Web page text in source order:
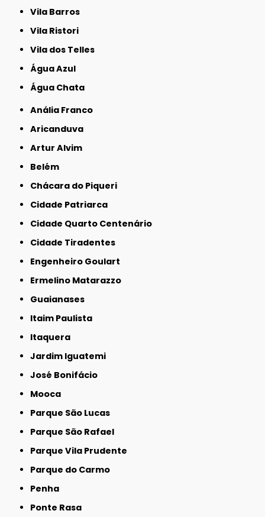
Vila Barros
Vila Ristori
Vila dos Telles
Água Azul
Água Chata
Anália Franco
Aricanduva
Artur Alvim
Belém
Chácara do Piqueri
Cidade Patriarca
Cidade Quarto Centenário
Cidade Tiradentes
Engenheiro Goulart
Ermelino Matarazzo
Guaianases
Itaim Paulista
Itaquera
Jardim Iguatemi
José Bonifácio
Mooca
Parque São Lucas
Parque São Rafael
Parque Vila Prudente
Parque do Carmo
Penha
Ponte Rasa